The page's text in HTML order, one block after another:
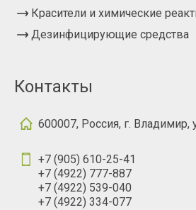
Красители и химические
Дезинфицирующие средства
Контакты
600007, Россия, г. Владимир,
+7 (905) 610-25-41
+7 (4922) 777-887
+7 (4922) 539-040
+7 (4922) 334-077